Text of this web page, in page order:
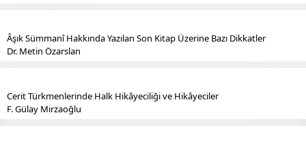
Âşık Sümmanî Hakkında Yazılan Son Kitap Üzerine Bazı Dikkatler
Dr. Metin Özarslan
Cerit Türkmenlerinde Halk Hikâyeciliği ve Hikâyeciler
F. Gülay Mirzaoğlu